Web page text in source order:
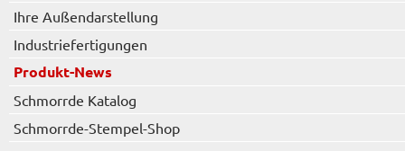
Ihre Außendarstellung
Industriefertigungen
Produkt-News
Schmorrde Katalog
Schmorrde-Stempel-Shop